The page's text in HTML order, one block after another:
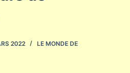
2022
LE MONDE DE